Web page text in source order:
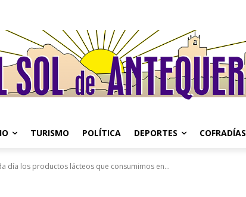
TURISMO POLÍTICA DEPORTES COFRADÍAS
día los productos lácteos que consumimos en...